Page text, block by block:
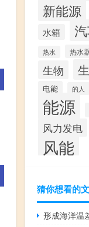
新能源
水箱
热水 热水
生物
电能 的人
能源
风力发电
风能
猜你想看的
形成海洋温